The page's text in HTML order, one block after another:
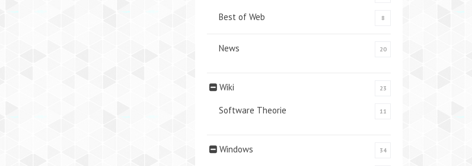
Best of Web 8
News 20
Wiki 23
Software Theorie 11
Windows 34